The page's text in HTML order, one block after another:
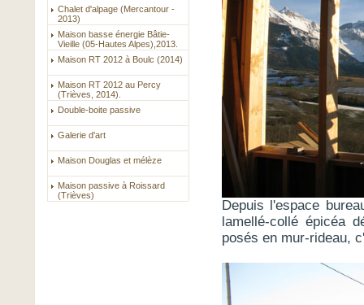
Chalet d'alpage (Mercantour -
2013)
Maison basse énergie Bâtie-
Vieille (05-Hautes Alpes),2013.
Maison RT 2012 à Boulc (2014)
Maison RT 2012 au Percy
(Trièves, 2014).
Double-boite passive
Galerie d'art
Maison Douglas et mélèze
Maison passive à Roissard
(Trièves)
Depuis l'espace
lamellé-collé épicéa
posés en mur-rideau,